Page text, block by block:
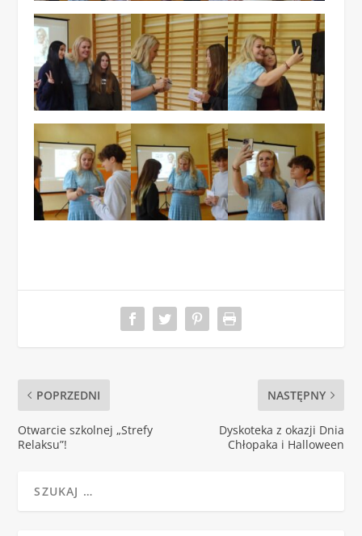
POPRZEDNI
Otwarcie szkolnej „Strefy
Relaksu”!
NASTĘPNY
Dyskoteka z okazji Dnia
Chłopaka i Halloween